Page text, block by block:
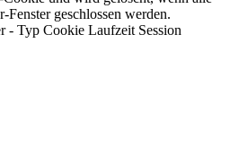
Fenster geschlossen werden.
- Typ Cookie Laufzeit Session